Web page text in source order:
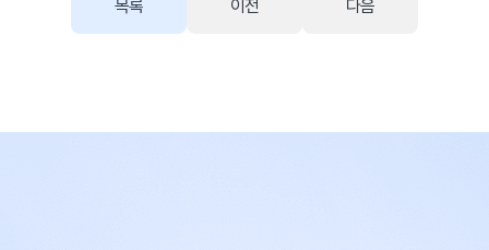
목록 이전 다음